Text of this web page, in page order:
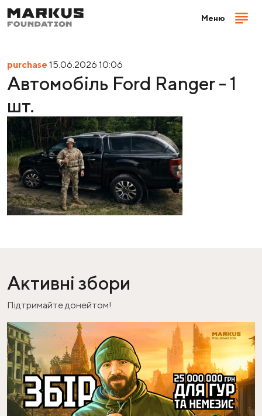
Меню
purchase 15.06.2026 10:06
Автомобіль Ford Ranger - 1
шт.
Активні збори
Підтримайте донейтом!